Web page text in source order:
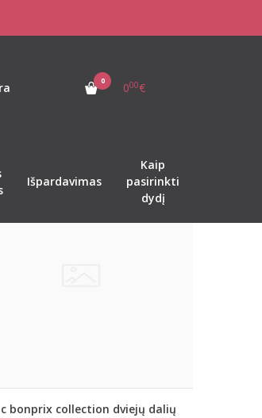
0 000€
Išpardavimas
Kaip
pasirinkti
dydį
-42
bonprix collection dviejų dalių